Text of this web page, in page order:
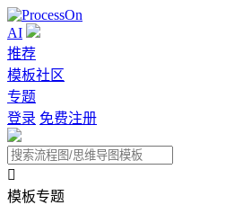
AI
推荐
模板社区
专题
登录 免费注册

模板专题